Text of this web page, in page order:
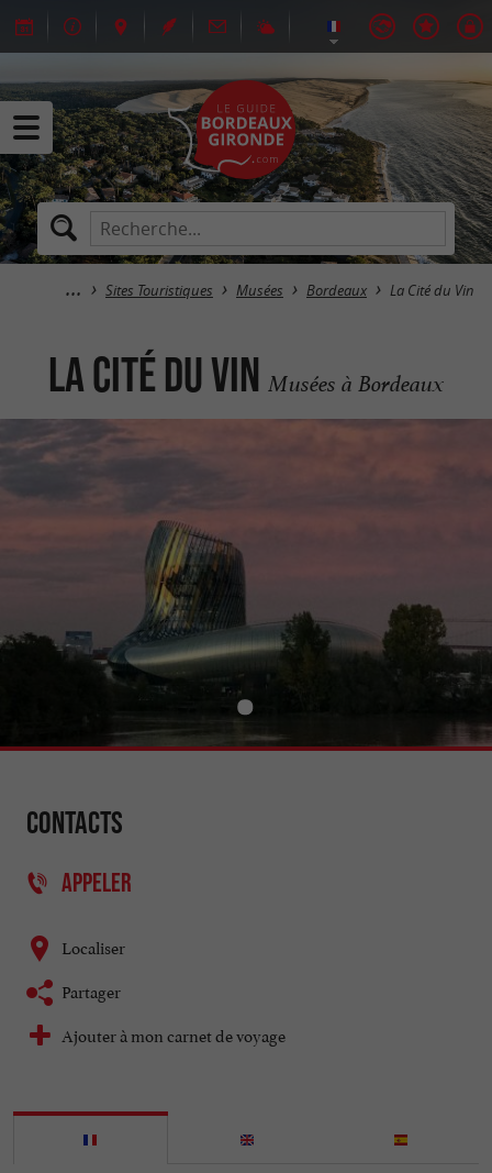
Sites Touristiques Musées Bordeaux La Cité du Vin
La Cité du Vin Musées à Bordeaux
Contacts
APPELER
Localiser
Partager
Ajouter à mon carnet de voyage